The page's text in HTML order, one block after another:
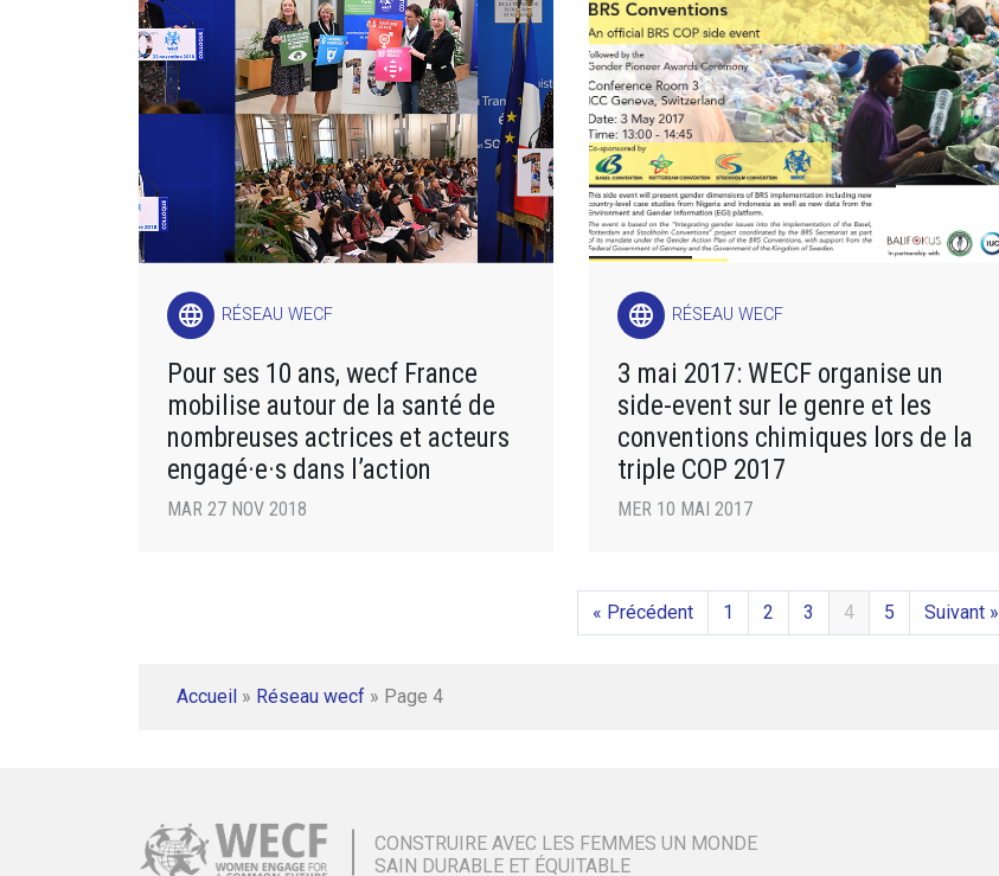
language RÉSEAU WECF
Pour ses 10 ans, wecf France
mobilise autour de la santé de
nombreuses actrices et acteurs
engagé·e·s dans l’action
MAR 27 NOV 2018
language RÉSEAU WECF
3 mai 2017: WECF organise un
side-event sur le genre et les
conventions chimiques lors de la
triple COP 2017
MER 10 MAI 2017
« Précédent 1 2 3 4 5 Suivant »
Accueil » Réseau wecf » Page 4
CONSTRUIRE AVEC LES FEMMES UN MONDE
SAIN DURABLE ET ÉQUITABLE